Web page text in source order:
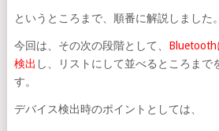
というところまで、順番に解説しました。
今回は、その次の段階として、 Bluetooth
検出 し、リストにして並べるところまで
す。
デバイス検出時のポイントとしては、